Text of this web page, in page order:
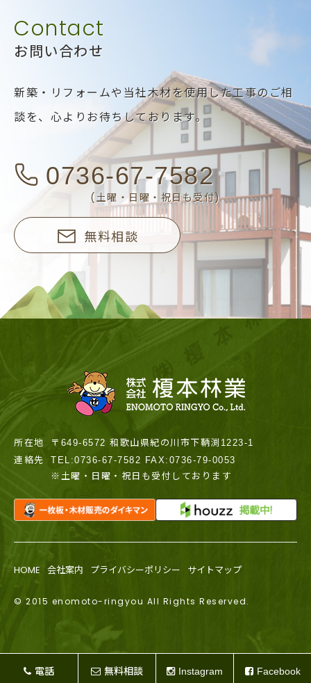
お問い合わせ
新築・リフォームや当社木材を使用した工事のご相
談を、 心よりお待ちしております。
0736-67-7582
(土曜・日曜・祝日も受付)
無料相談
所在地
〒649-6572 和歌山県紀の川市下鞆渕1223-1
連絡先
TEL:0736-67-7582 FAX:0736-79-0053
※土曜・日曜・祝日も受付しております
HOME 会社案内 プライバシーポリシー サイトマップ
© 2015 enomoto-ringyou All Rights Reserved.
電話 無料相談 Instagram Facebook